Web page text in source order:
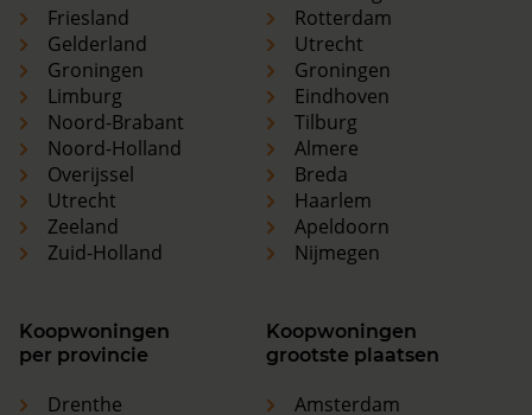
Friesland
Gelderland
Groningen
Limburg
Noord-Brabant
Noord-Holland
Overijssel
Utrecht
Zeeland
Zuid-Holland
Rotterdam
Utrecht
Groningen
Eindhoven
Tilburg
Almere
Breda
Haarlem
Apeldoorn
Nijmegen
Koopwoningen
per provincie
Drenthe
Koopwoningen
grootste plaatsen
Amsterdam